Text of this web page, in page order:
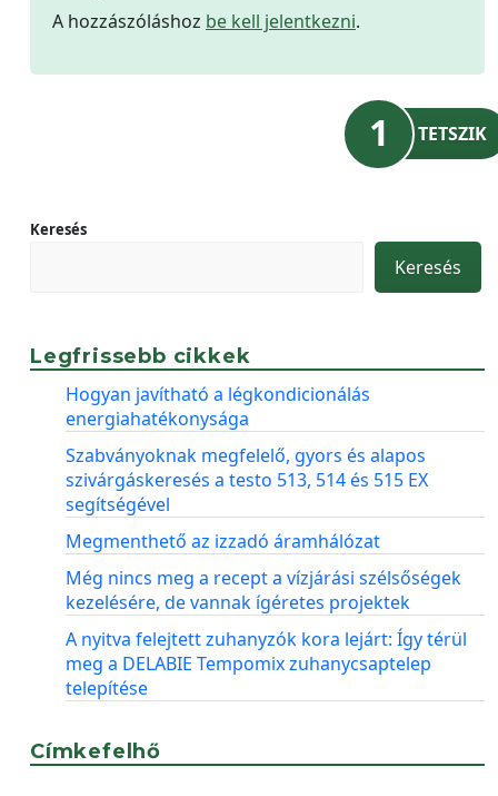
A hozzászóláshoz be kell jelentkezni.
1 TETSZIK
Keresés
Keresés
Legfrissebb cikkek
Hogyan javítható a légkondicionálás
energiahatékonysága
Szabványoknak megfelelő, gyors és alapos
szivárgáskeresés a testo 513, 514 és 515 EX
segítségével
Megmenthető az izzadó áramhálózat
Még nincs meg a recept a vízjárási szélsőségek
kezelésére, de vannak ígéretes projektek
A nyitva felejtett zuhanyzók kora lejárt: Így térül
meg a DELABIE Tempomix zuhanycsaptelep
telepítése
Címkefelhő